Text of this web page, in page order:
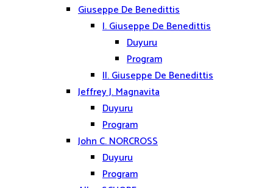
Giuseppe De Benedittis
I. Giuseppe De Benedittis
Duyuru
Program
II. Giuseppe De Benedittis
Jeffrey J. Magnavita
Duyuru
Program
John C. NORCROSS
Duyuru
Program